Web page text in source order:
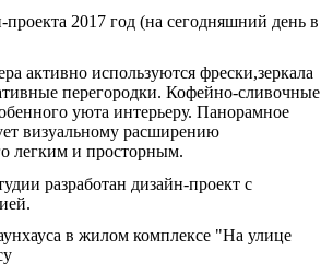
проекта 2017 год (на сегодняшний день в
активно используются фрески,зеркала
перегородки. Кофейно-сливочные
уюта интерьеру. Панорамное
визуальному расширению
легким и просторным.
разработан дизайн-проект с